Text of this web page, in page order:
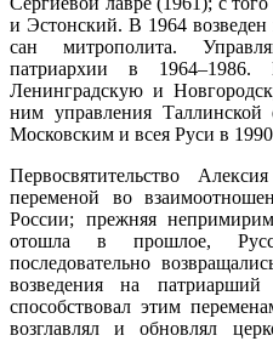
и Эстонский. В 1964 возведен
сан митрополита.
патриархии в
Ленинградскую и
ним управления Таллинской
Московским и всея Руси в
Первосвятительство
переменой во
России; прежняя н
отошла в прошлое,
последовательно
возведения на патриарший
способствовал этим
возглавлял и обновлял